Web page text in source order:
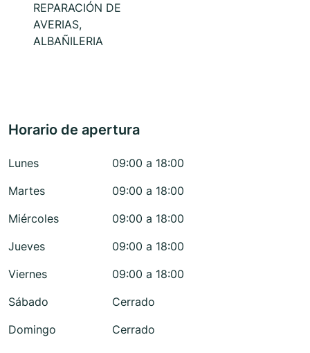
REPARACIÓN DE
AVERIAS,
ALBAÑILERIA
Horario de apertura
Lunes
09:00 a 18:00
Martes
09:00 a 18:00
Miércoles
09:00 a 18:00
Jueves
09:00 a 18:00
Viernes
09:00 a 18:00
Sábado
Cerrado
Domingo
Cerrado